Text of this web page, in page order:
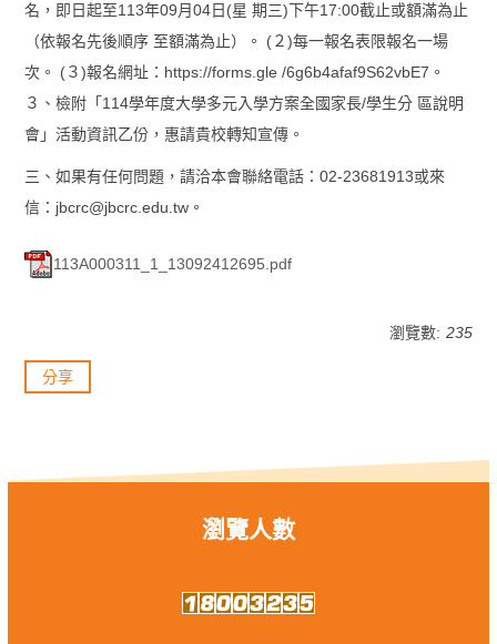
名，即日起至113年09月04日(星 期三)下午17:00截止或額滿為止
（依報名先後順序 至額滿為止）。 (２)每一報名表限報名一場
次。 (３)報名網址：https://forms.gle /6g6b4afaf9S62vbE7。
３、檢附「114學年度大學多元入學方案全國家長/學生分 區說明
會」活動資訊乙份，惠請貴校轉知宣傳。
三、如果有任何問題，請洽本會聯絡電話：02-23681913或來
信：jbcrc@jbcrc.edu.tw。
113A000311_1_13092412695.pdf
瀏覽數: 235
分享
瀏覽人數